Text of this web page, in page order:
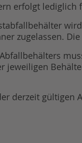
erfolgt
zugelassen.
jeweiligen
derzeit gültigen